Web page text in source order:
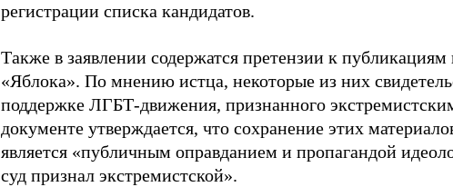
регистрации списка кандидатов.
Также в заявлении содержатся претензии к
«Яблока». По мнению истца, некоторые из них
поддержке ЛГБТ-движения, признанного
документе утверждается, что сохранение этих
является «публичным оправданием и пропагандой
суд признал экстремистской».